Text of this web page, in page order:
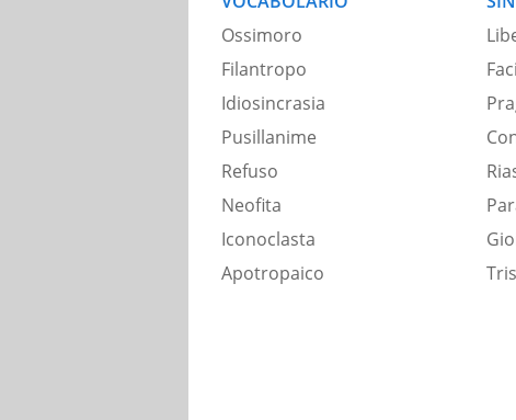
Ossimoro
Filantropo
Idiosincrasia
Pusillanime
Refuso
Neofita
Iconoclasta
Apotropaico